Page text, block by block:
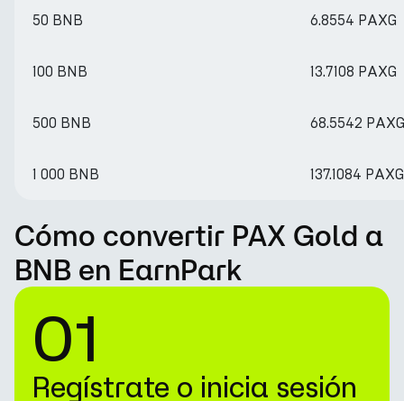
50 BNB 6.8554 PAXG
100 BNB 13.7108 PAXG
500 BNB 68.5542 PAXG
1 000 BNB 137.1084 PAXG
Cómo convertir PAX Gold a
BNB en EarnPark
01
Regístrate o inicia sesión